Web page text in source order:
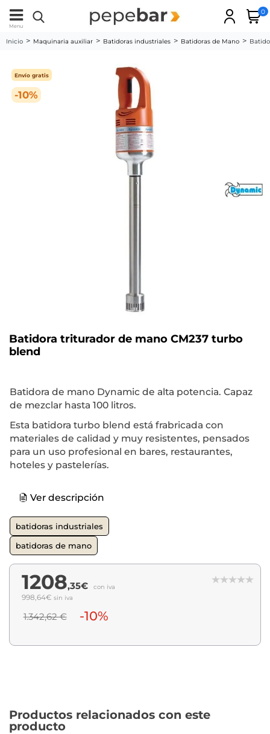
Menu
0
Inicio Maquinaria auxiliar Batidoras industriales Batidoras de Mano
-10%
Envío gratis
Batidora triturador de mano CM237 turbo
blend
Batidora de mano Dynamic de alta potencia. Capaz
de mezclar hasta 100 litros.
Esta batidora turbo blend está frabricada con
materiales de calidad y muy resistentes, pensados
para un uso profesional en bares, restaurantes,
hoteles y pastelerías.
Ver descripción
batidoras industriales
batidoras de mano
1208,35€ con iva
998,64€ sin iva
1.342,62 € -10%
Productos relacionados con este
producto